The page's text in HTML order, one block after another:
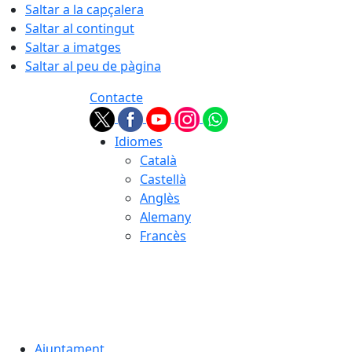
Saltar a la capçalera
Saltar al contingut
Saltar a imatges
Saltar al peu de pàgina
Contacte
Idiomes
Català
Castellà
Anglès
Alemany
Francès